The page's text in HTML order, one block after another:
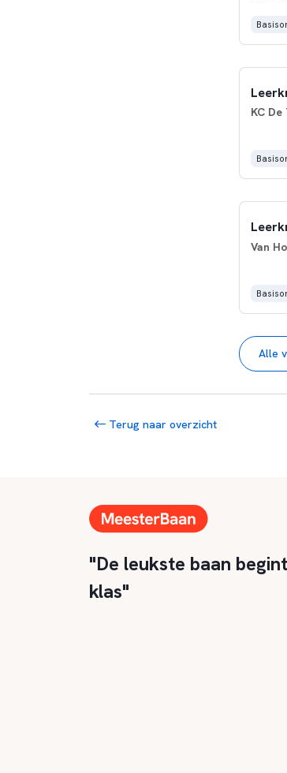
KC
Van
Alle
Terug naar overzicht
"De leukste baan
klas"